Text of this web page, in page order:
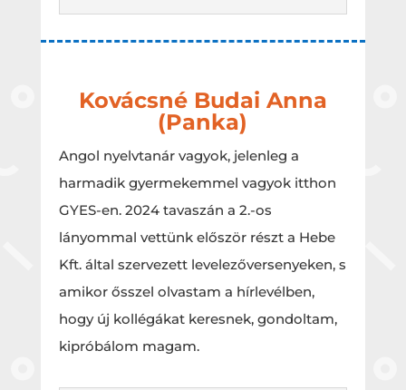
Kovácsné Budai Anna
(Panka)
Angol nyelvtanár vagyok, jelenleg a
harmadik gyermekemmel vagyok itthon
GYES-en. 2024 tavaszán a 2.-os
lányommal vettünk először részt a Hebe
Kft. által szervezett levelezőversenyeken, s
amikor ősszel olvastam a hírlevélben,
hogy új kollégákat keresnek, gondoltam,
kipróbálom magam.